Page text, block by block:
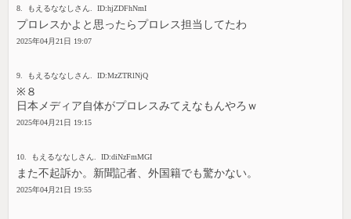
8. もえるななしさん. ID:hjZDFhNmI
プロレスかよと思ったらプロレス担当してたわ
2025年04月21日 19:07
9. もえるななしさん. ID:MzZTRlNjQ
※８
日本メディア自体がプロレスみてえなもんやろｗ
2025年04月21日 19:15
10. もえるななしさん. ID:diNzFmMGI
また不起訴か。新聞記者、外国籍でも驚かない。
2025年04月21日 19:55